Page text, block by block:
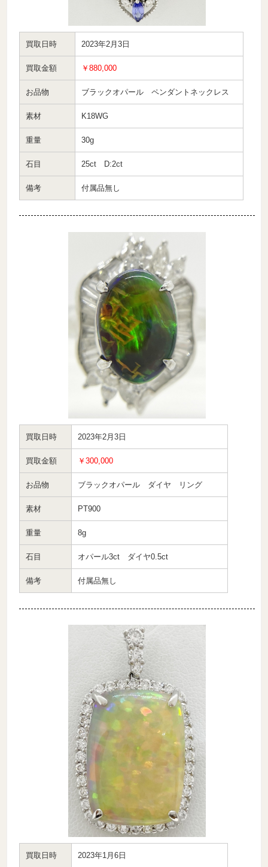
買取日時 2023年2月3日
買取金額 ￥880,000
お品物 ブラックオパール ペンダントネックレス
素材 K18WG
重量 30g
石目 25ct D:2ct
備考 付属品無し
買取日時 2023年2月3日
買取金額 ￥300,000
お品物 ブラックオパール ダイヤ リング
素材 PT900
重量 8g
石目 オパール3ct ダイヤ0.5ct
備考 付属品無し
買取日時 2023年1月6日